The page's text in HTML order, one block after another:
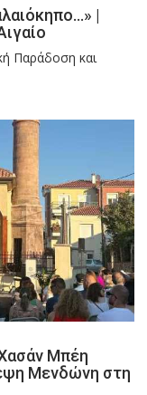
|
Παράδοση και
Μπέη
Μενδώνη στη